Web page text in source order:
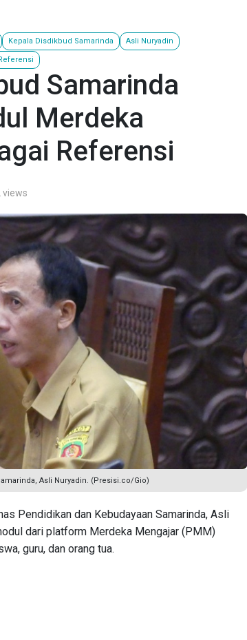
Kepala Disdikbud Samarinda Asli Nuryadin
Samarinda
Merdeka
Referensi
views
Asli Nuryadin. (Presisi.co/Gio)
Pendidikan dan Kebudayaan Samarinda, Asli
dari platform Merdeka Mengajar (PMM)
guru, dan orang tua.